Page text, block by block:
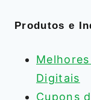
Produtos e
Digitais
Cupons